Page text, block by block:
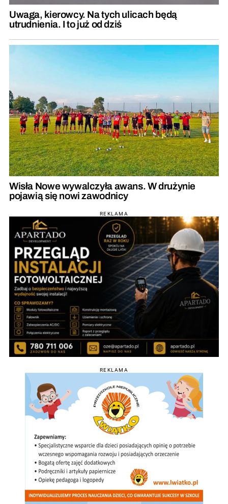
Uwaga, kierowcy. Na tych ulicach będą
utrudnienia. I to już od dziś
Wisła Nowe wywalczyła awans. W drużynie
pojawią się nowi zawodnicy
REKLAMA
REKLAMA